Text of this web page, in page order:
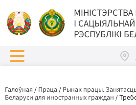
I
РЭСПУБЛІКІ
Галоўная / Праца / Рынак працы.
Беларуси для иностранных граждан /